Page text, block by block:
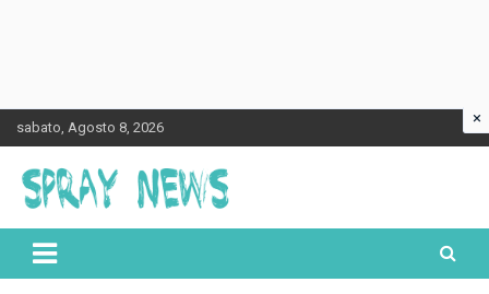
to
content
sabato, Agosto 8, 2026
Spraynews.it
×